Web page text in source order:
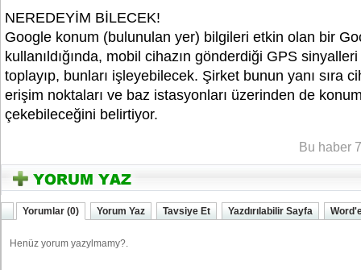
NEREDEYİM BİLECEK!
Google konum (bulunulan yer) bilgileri etkin olan bir
kullanıldığında, mobil cihazın gönderdiği GPS
toplayıp, bunları işleyebilecek. Şirket bunun yanı sıra
erişim noktaları ve baz istasyonları üzerinden de
çekebileceğini belirtiyor.
Bu haber
Yorumlar (0) Yorum Yaz Tavsiye Et Yazdırılabilir Sayfa